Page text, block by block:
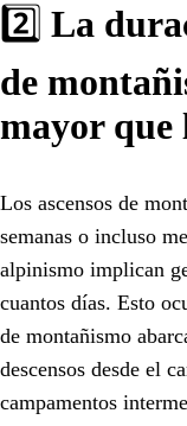
2️⃣ La
de
mayor que
Los ascensos de
semanas o incluso
alpinismo implican
cuantos días. Esto
de montañismo
descensos desde el
campamentos